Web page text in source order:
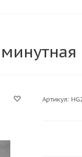
Артикул: